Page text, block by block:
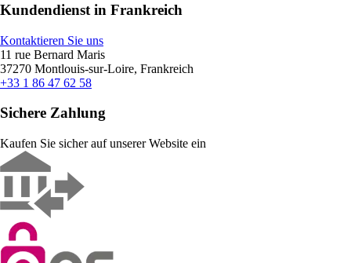
Kundendienst in Frankreich
Kontaktieren Sie uns
11 rue Bernard Maris
37270 Montlouis-sur-Loire, Frankreich
+33 1 86 47 62 58
Sichere Zahlung
Kaufen Sie sicher auf unserer Website ein